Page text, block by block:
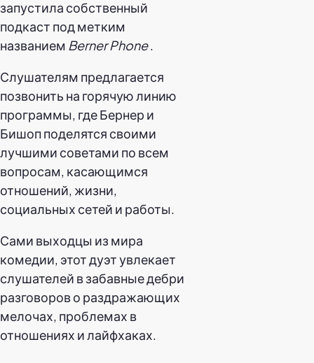
запустила собственный
подкаст под метким
названием Berner Phone.
Слушателям предлагается
позвонить на горячую линию
программы, где Бернер и
Бишоп поделятся своими
лучшими советами по всем
вопросам, касающимся
отношений, жизни,
социальных сетей и работы.
Сами выходцы из мира
комедии, этот дуэт увлекает
слушателей в забавные дебри
разговоров о раздражающих
мелочах, проблемах в
отношениях и лайфхаках.